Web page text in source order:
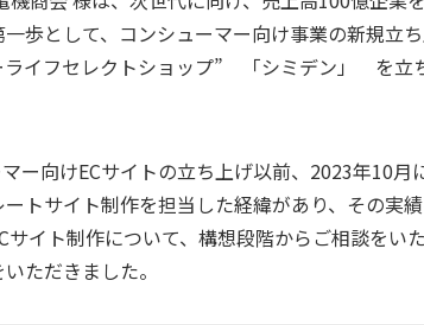
歩として、コンシューマー向け事業の新規立ち
ライフセレクトショップ” 「シミデン」 を立
ー向けECサイトの立ち上げ以前、2023年10月
トサイト制作を担当した経緯があり、その実
サイト制作について、構想段階からご相談をい
ただきました。